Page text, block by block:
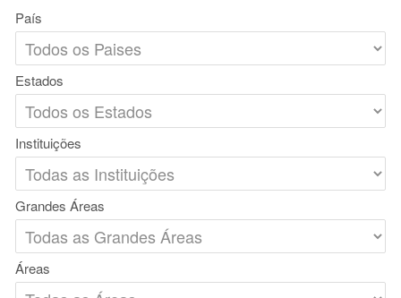
País
Estados
Instituições
Grandes Áreas
Áreas